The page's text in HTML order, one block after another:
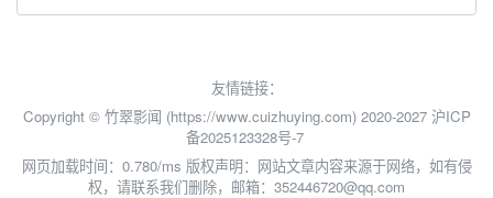
友情链接：
Copyright © 竹翠影闻 (https://www.cuizhuying.com) 2020-2027 沪ICP
备2025123328号-7
网页加载时间：0.780/ms 版权声明：网站文章内容来源于网络，如有侵
权，请联系我们删除，邮箱：352446720@qq.com